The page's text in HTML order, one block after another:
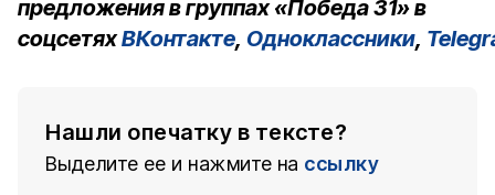
предложения в группах «Победа 31» в
соцсетяхВКонтакте, Одноклассники,
Нашли опечатку в тексте?
Выделите ее и нажмите на ссылку